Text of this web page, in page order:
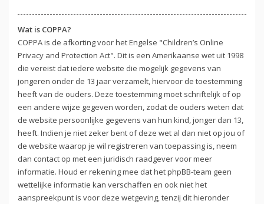
Wat is COPPA?
COPPA is de afkorting voor het Engelse "Children’s Online
Privacy and Protection Act". Dit is een Amerikaanse wet uit 1998
die vereist dat iedere website die mogelijk gegevens van
jongeren onder de 13 jaar verzamelt, hiervoor de toestemming
heeft van de ouders. Deze toestemming moet schriftelijk of op
een andere wijze gegeven worden, zodat de ouders weten dat
de website persoonlijke gegevens van hun kind, jonger dan 13,
heeft. Indien je niet zeker bent of deze wet al dan niet op jou of
de website waarop je wil registreren van toepassing is, neem
dan contact op met een juridisch raadgever voor meer
informatie. Houd er rekening mee dat het phpBB-team geen
wettelijke informatie kan verschaffen en ook niet het
aanspreekpunt is voor deze wetgeving, tenzij dit hieronder